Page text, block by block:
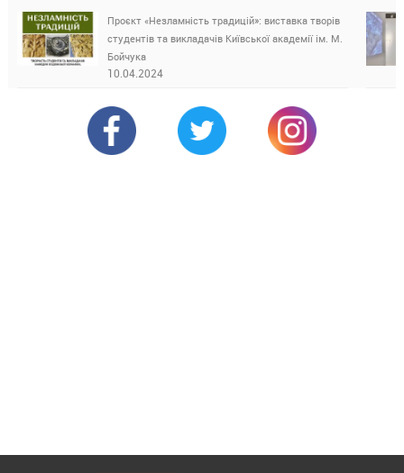
Проєкт «Незламність традицій»: виставка творів
студентів та викладачів Київської академії ім. М.
Бойчука
10.04.2024